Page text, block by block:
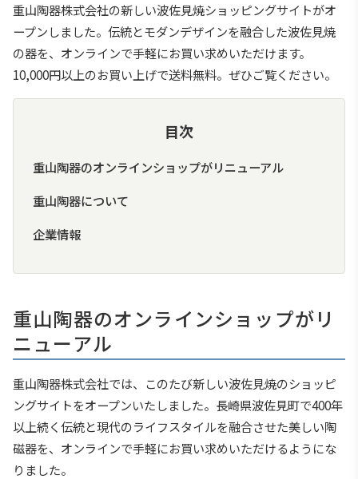
重山陶器株式会社の新しい波佐見焼ショッピングサイトがオ
ープンしました。伝統とモダンデザインを融合した波佐見焼
の器を、オンラインで手軽にお買い求めいただけます。
10,000円以上のお買い上げで送料無料。ぜひご覧ください。
目次
重山陶器のオンラインショップがリニューアル
重山陶器について
企業情報
重山陶器のオンラインショップがリ
ニューアル
重山陶器株式会社では、このたび新しい波佐見焼のショッピ
ングサイトをオープンいたしました。長崎県波佐見町で400年
以上続く伝統と現代のライフスタイルを融合させた美しい陶
磁器を、オンラインで手軽にお買い求めいただけるようにな
りました。